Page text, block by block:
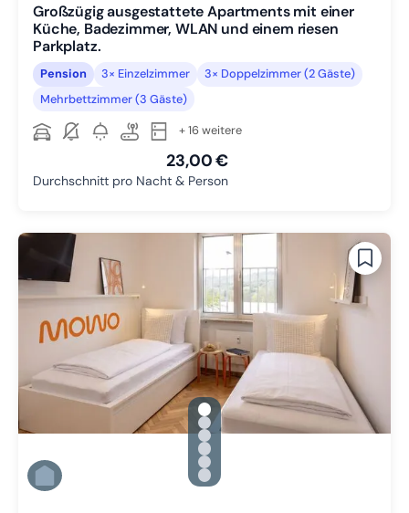
Großzügig ausgestattete Apartments mit einer
Küche, Badezimmer, WLAN und einem riesen
Parkplatz.
Pension 3× Einzelzimmer
3× Doppelzimmer (2 Gäste)
Mehrbettzimmer (3 Gäste)
+ 16 weitere
23,00 €
Durchschnitt pro Nacht & Person
gallery.slide_selector
Zu Slide 1 wechseln
Zu Slide 2 wechseln
Zu Slide 3 wechseln
Zu Slide 4 wechseln
Zu Slide 5 wechseln
Zu Slide 6 wechseln